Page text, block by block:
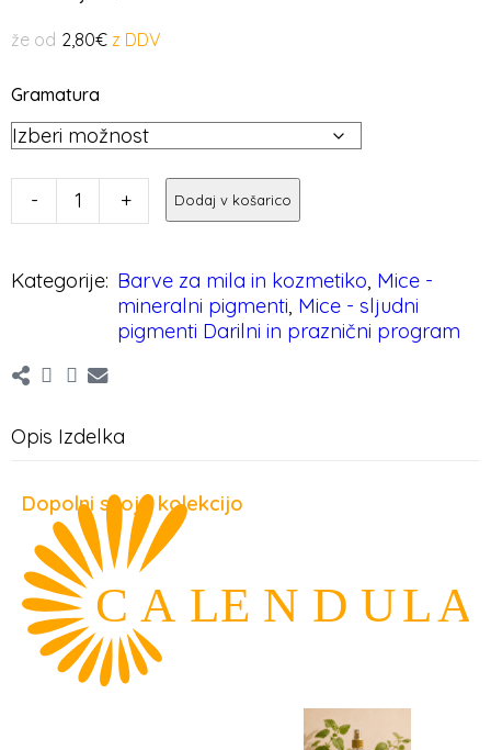
že od 2,80€
Gramatura
- + Dodaj v košarico
Kategorije: Barve za mila in kozmetiko, Mice -
mineralni pigmenti, Mice - sljudni
pigmenti Darilni in praznični program
Opis Izdelka
Dopolni svojo kolekcijo